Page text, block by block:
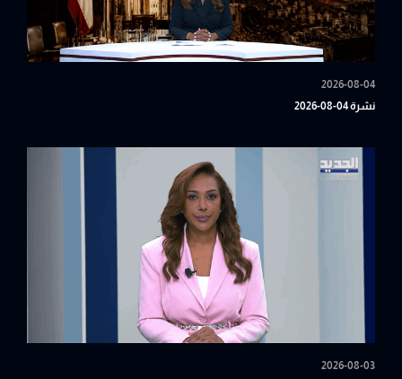
2026-08-04
نشرة 04-08-2026
2026-08-03